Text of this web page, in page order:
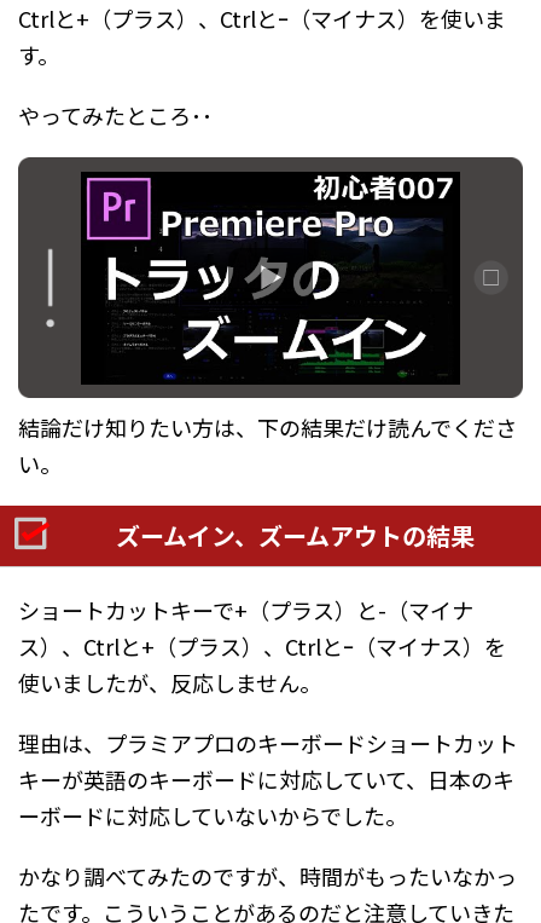
Ctrlと+（プラス）、Ctrlとｰ（マイナス）を使いま
す。
やってみたところ･･
結論だけ知りたい方は、下の結果だけ読んでくださ
い。
ズームイン、ズームアウトの結果
ショートカットキーで+（プラス）と-（マイナ
ス）、Ctrlと+（プラス）、Ctrlとｰ（マイナス）を
使いましたが、反応しません。
理由は、プラミアプロのキーボードショートカット
キーが英語のキーボードに対応していて、日本のキ
ーボードに対応していないからでした。
かなり調べてみたのですが、時間がもったいなかっ
たです。こういうことがあるのだと注意していきた